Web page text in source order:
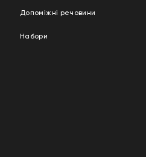
Допоміжні речовини
Набори